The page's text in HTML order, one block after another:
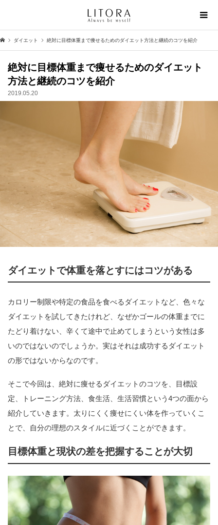
ダイエット 絶対に目標体重まで痩せるためのダイエット方法と継続のコツを紹介
絶対に目標体重まで痩せるためのダイエット
方法と継続のコツを紹介
2019.05.20
ダイエットで体重を落とすにはコツがある
カロリー制限や特定の食品を食べるダイエットなど、色々な
ダイエットを試してきたけれど、なぜかゴールの体重までに
たどり着けない、辛くて途中で止めてしまうという女性は多
いのではないのでしょうか。実はそれは成功するダイエット
の形ではないからなのです。
そこで今回は、絶対に痩せるダイエットのコツを、目標設
定、トレーニング方法、食生活、生活習慣という4つの面から
紹介していきます。太りにくく痩せにくい体を作っていくこ
とで、自分の理想のスタイルに近づくことができます。
目標体重と現状の差を把握することが大切